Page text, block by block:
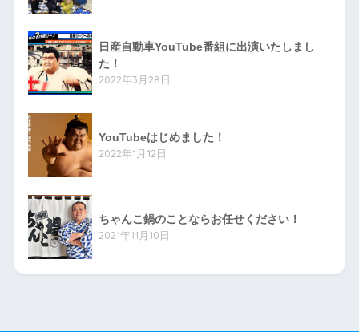
日産自動車YouTube番組に出演いたしまし
た！
2022年3月28日
YouTubeはじめました！
2022年1月12日
ちゃんこ鍋のことならお任せください！
2021年11月10日